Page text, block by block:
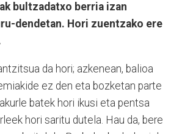
bultzadatxo berria izan
dendetan. Hori zuentzako ere
da hori; azkenean, balioa
ez den eta bozketan parte
batek hori ikusi eta pentsa
hori saritu dutela. Hau da, bere